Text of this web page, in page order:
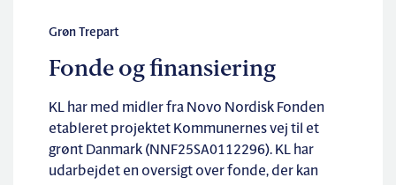
Grøn Trepart
Fonde og finansiering
KL har med midler fra Novo Nordisk Fonden
etableret projektet Kommunernes vej til et
grønt Danmark (NNF25SA0112296). KL har
udarbejdet en oversigt over fonde, der kan